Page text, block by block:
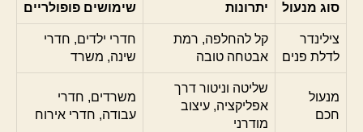
סוג מנעול יתרונות שימושים פופולריים
צילינדר
לדלת פנים
קל להחלפה, רמת
אבטחה טובה
חדרי ילדים, חדרי
שינה, משרד
מנעול
חכם
שליטה וניטור דרך
אפליקציה, עיצוב
מודרני
משרדים, חדרי
עבודה, חדרי אירוח